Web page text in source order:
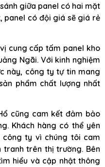
giữa panel có hai mặt
panel có đội giá sẽ giá rẻ
cung cấp tấm panel kho
Ngãi. Với kinh nghiệm
này, công ty tự tin mang
phẩm chất lượng nhất
cũng cam kết đảm bảo
Khách hàng có thể yên
ty vì chúng tôi cam
trên thị trường. Bên
hiểu và cập nhật thông